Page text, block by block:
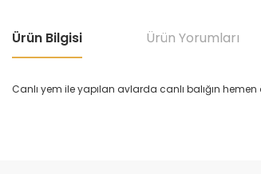
Ürün Bilgisi Ürün Yorumları
Canlı yem ile yapılan avlarda canlı balığın